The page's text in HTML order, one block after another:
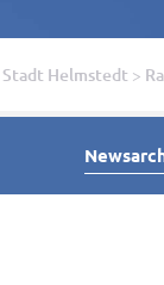
Stadt Helmstedt >